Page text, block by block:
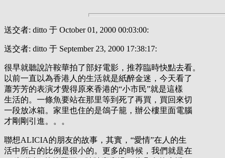
送交者: ditto 于 October 01, 2000 00:03:00:
送交者: ditto 于 September 23, 2000 17:38:17:
很早就聽說許鞍華拍了部好電影，推荐臨時快點去看。
以前一直以為香港人的生活就是紙醉金迷，今天看了
蕭芳芳的表演才覺得原來香港的“小市民”就是這樣
生活的。一條魚要站在那里等到死了再買，買回來切
一段放冰箱。家里也住的是鴿子籠，辦公樓里面電腦
才剛剛引進。。。
聯想ALICIA的朋友的故事，其實，“愛情”在人的生
活中所占的比例是很小的。更多的時候，我們就是在